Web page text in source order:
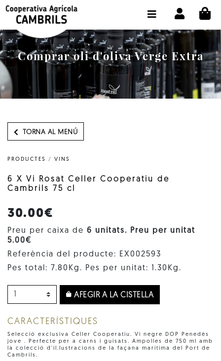
Comprar oli d'oliva Verge Extra
TORNA AL MENÚ
PRODUCTES / VINS
6 X Vi Rosat Celler Cooperatiu de
Cambrils 75 cl
30.00€
Preu per caixa de 6 unitats. Preu per unitat
5.00€
Referència del producte: EX002593
Pes total: 7.80Kg. Pes per unitat: 1.30Kg.
AFEGIR A LA CISTELLA
CARACTERÍSTIQUES
Selecció exclusiva Celler Cooperatiu. Vi negre DOP Penedès
jove . Perfecte per a carns i guisats. Ampolles de 750 ml amb
la colecció d'il.lustracions de la façana marítima del Port de
Cambrils.
BOTIGA COMPRA ONLINE
LA COOPERATIVA
OLEOTOUR
PRODUCTES
EL NOSTRE OLI
SELECCIONAR IDIOMA: